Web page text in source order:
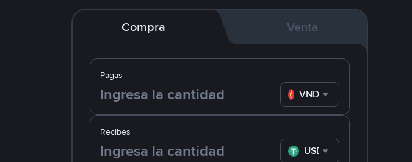
Compra Venta
Pagas
VND
Recibes
USDT